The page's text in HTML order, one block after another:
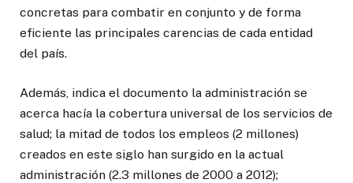
concretas para combatir en conjunto y de forma
eficiente las principales carencias de cada entidad
del país.
Además, indica el documento la administración se
acerca hacía la cobertura universal de los servicios de
salud; la mitad de todos los empleos (2 millones)
creados en este siglo han surgido en la actual
administración (2.3 millones de 2000 a 2012);